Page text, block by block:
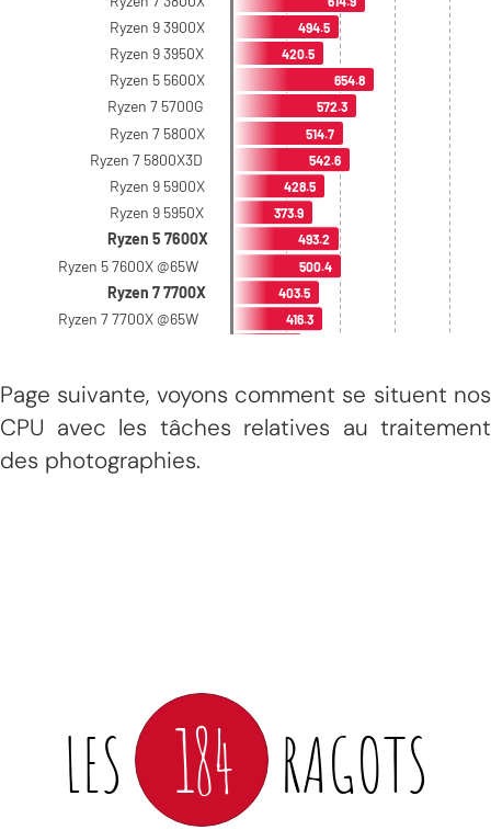
Page suivante, voyons comment se situent nos
CPU avec les tâches relatives au traitement
des photographies.
LES 184 RAGOTS